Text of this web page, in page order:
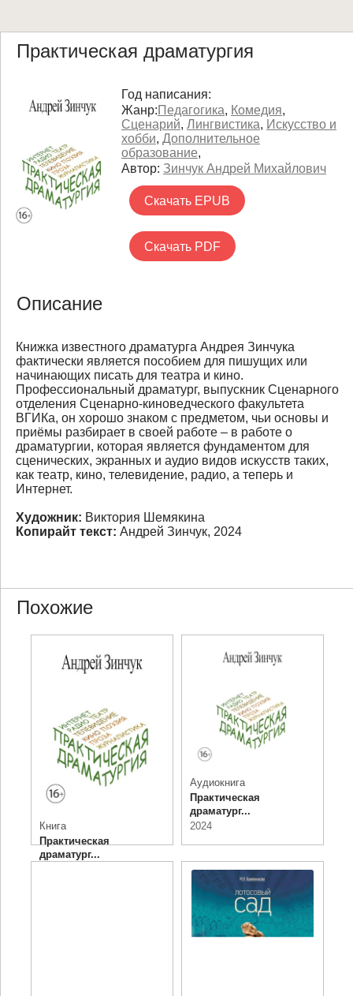
Практическая драматургия
Год написания:
Жанр:Педагогика, Комедия,
Сценарий, Лингвистика, Искусство и
хобби, Дополнительное
образование,
Автор: Зинчук Андрей Михайлович
Скачать EPUB
Скачать PDF
Описание
Книжка известного драматурга Андрея Зинчука
фактически является пособием для пишущих или
начинающих писать для театра и кино.
Профессиональный драматург, выпускник Сценарного
отделения Сценарно-киноведческого факультета
ВГИКа, он хорошо знаком с предметом, чьи основы и
приёмы разбирает в своей работе – в работе о
драматургии, которая является фундаментом для
сценических, экранных и аудио видов искусств таких,
как театр, кино, телевидение, радио, а теперь и
Интернет.
Художник: Виктория Шемякина
Копирайт текст: Андрей Зинчук, 2024
Похожие
Книга
Практическая
драматург...
Аудиокнига
Практическая
драматург...
2024